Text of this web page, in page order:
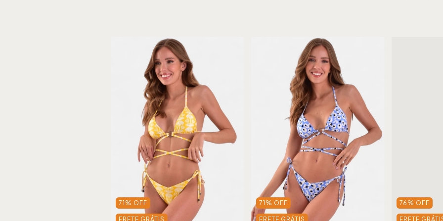
71 % OFF
FRETE GRÁTIS
71 % OFF
FRETE GRÁTIS
76 % OFF
FRETE